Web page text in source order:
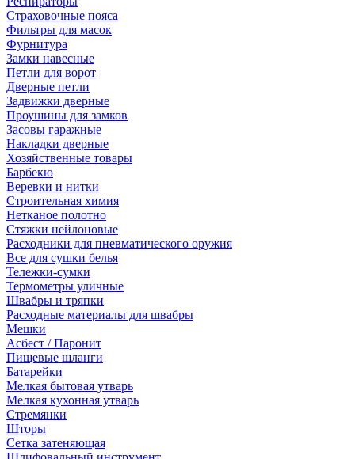
Страховочные пояса
Фильтры для масок
Фурнитура
Замки навесные
Петли для ворот
Дверные петли
Задвижки дверные
Проушины для замков
Засовы гаражные
Накладки дверные
Хозяйственные товары
Барбекю
Веревки и нитки
Строительная химия
Нетканое полотно
Стяжки нейлоновые
Расходники для пневматического оружия
Все для сушки белья
Тележки-сумки
Термометры уличные
Швабры и тряпки
Расходные материалы для швабры
Мешки
Асбест / Паронит
Пищевые шланги
Батарейки
Мелкая бытовая утварь
Мелкая кухонная утварь
Стремянки
Шторы
Сетка затеняющая